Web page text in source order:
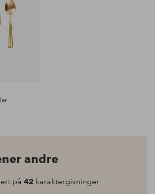
andre
på 42 karaktergivninger